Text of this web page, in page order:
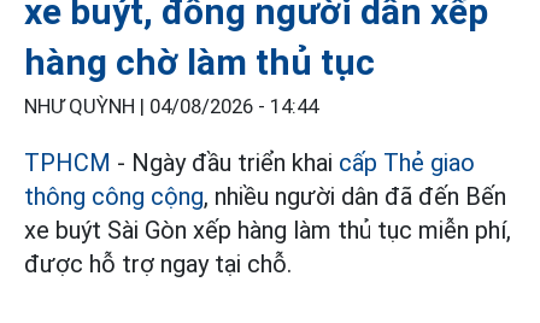
xe buýt, đông người dân xếp
hàng chờ làm thủ tục
NHƯ QUỲNH | 04/08/2026 - 14:44
TPHCM - Ngày đầu triển khai cấp Thẻ giao
thông công cộng, nhiều người dân đã đến Bến
xe buýt Sài Gòn xếp hàng làm thủ tục miễn phí,
được hỗ trợ ngay tại chỗ.